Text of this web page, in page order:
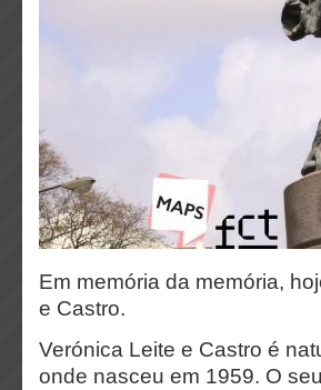
Em memória da memória,
e Castro.
Verónica Leite e Castro é
onde nasceu em 1959. O